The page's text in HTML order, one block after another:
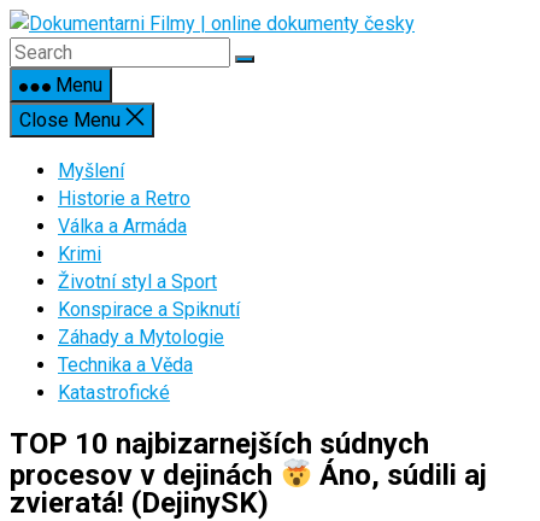
Skip
to
contentMenu
Close Menu
Myšlení
Historie a Retro
Válka a Armáda
Krimi
Životní styl a Sport
Konspirace a Spiknutí
Záhady a Mytologie
Technika a Věda
Katastrofické
TOP 10 najbizarnejších súdnych
procesov v dejinách
Áno, súdili aj
zvieratá! (DejinySK)